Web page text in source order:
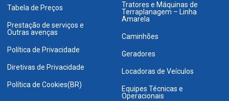
Tabela de Preços
Prestação de serviços e
Outras avenças
Política de Privacidade
Diretivas de Privacidade
Política de Cookies(BR)
Tratores e Máquinas de
Terraplanagem – Linha
Amarela
Caminhões
Geradores
Locadoras de Veículos
Equipes Técnicas e
Operacionais